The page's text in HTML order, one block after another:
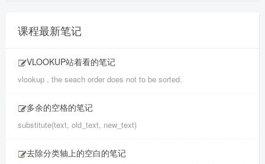
课程最新笔记
VLOOKUP站着看的笔记
vlookup , the seach order does not to be sorted.
多余的空格的笔记
substitute(text, old_text, new_text)
去除分类轴上的空白的笔记